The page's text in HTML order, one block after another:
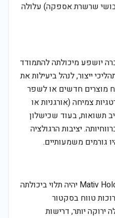
שרשרת אספקה) עלולה
יושפע מיכולתה להתמודד
ייצור, לנהל ביעילות את
חדשים או לשפר
צמיחה (אורגניות או
תשואות, בעוד שכישלון
יציבות הרגולציה
גורמים משמעותיים.
בטווח הארוך, עתיד Mativ Holdings Inc יהיה תלוי ביכולתה
טווח בסקטור
ירוקה יותר, דרישות